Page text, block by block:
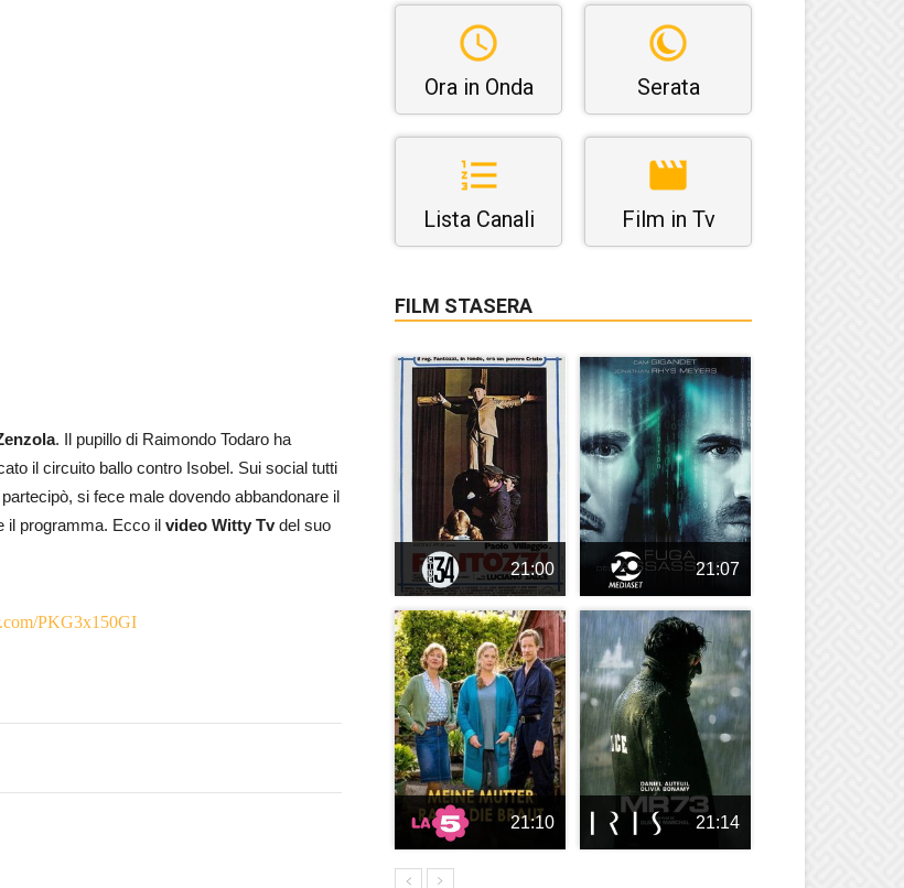
. Il pupillo di Raimondo Todaro ha
il circuito ballo contro Isobel. Sui social tutti
partecipò, si fece male dovendo abbandonare il
il programma. Ecco il video Witty Tvdel suo
PKG3x150GI
Ora in Onda Serata
Lista Canali Film in Tv
FILM STASERA
21:00 21:07
21:10 21:14